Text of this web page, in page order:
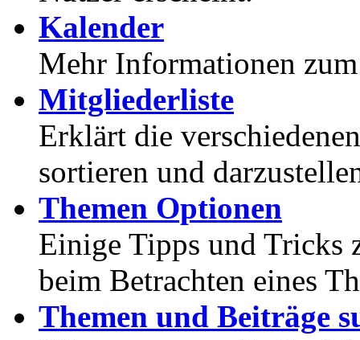
Kalender
Mehr Informationen
Mitgliederliste
Erklärt die
sortieren und
Themen Optionen
Einige Tipps und Tricks
beim Betrachten eines
Themen und Beiträge